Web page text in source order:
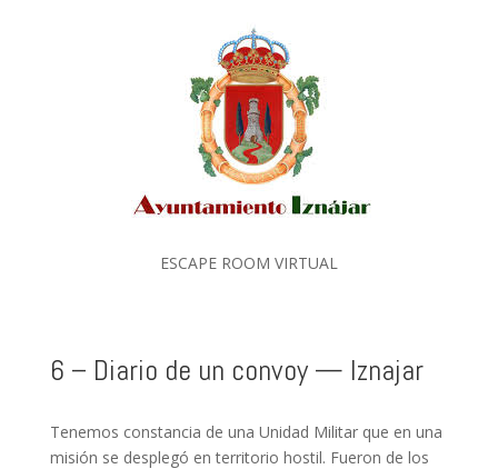
ESCAPE ROOM VIRTUAL
6 – Diario de un convoy — Iznajar
Tenemos constancia de una Unidad Militar que en una
misión se desplegó en territorio hostil. Fueron de los